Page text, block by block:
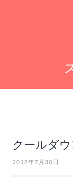
クールダウ
2018年7月30日